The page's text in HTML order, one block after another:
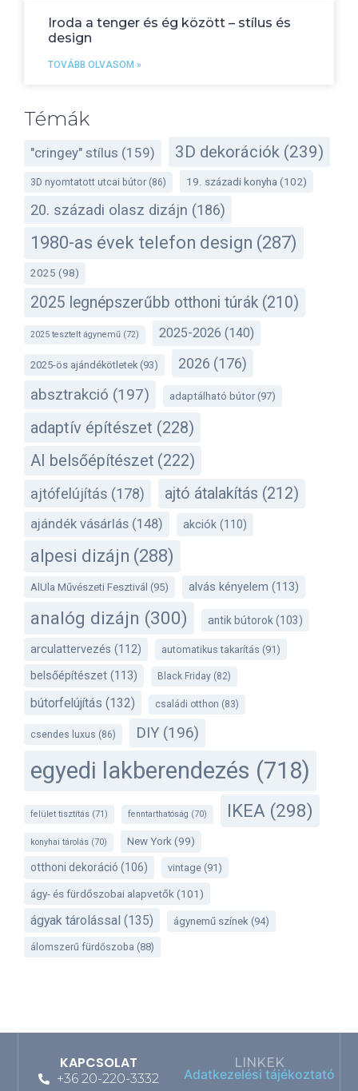
Iroda a tenger és ég között – stílus és
design
TOVÁBB OLVASOM »
Témák
"cringey" stílus (159) 3D dekorációk (239)
3D nyomtatott utcai bútor (86) 19. századi konyha (102)
20. századi olasz dizájn (186)
1980-as évek telefon design (287)
2025 (98)
2025 legnépszerűbb otthoni túrák (210)
2025 tesztelt ágynemű (72) 2025-2026 (140)
2025-ös ajándékötletek (93) 2026 (176)
absztrakció (197) adaptálható bútor(97)
adaptív építészet (228)
AI belsőépítészet (222)
ajtófelújítás (178) ajtó átalakítás (212)
ajándék vásárlás (148) akciók (110)
alpesi dizájn (288)
AlUla Művészeti Fesztivál (95) alvás kényelem (113)
analóg dizájn (300) antik bútorok (103)
arculattervezés (112) automatikus takarítás (91)
belsőépítészet (113) Black Friday (82)
bútorfelújítás (132) családi otthon (83)
csendes luxus (86) DIY (196)
egyedi lakberendezés (718)
felület tisztítás (71) fenntarthatóság (70) IKEA (298)
konyhai tárolás (70) New York (99)
otthoni dekoráció (106) vintage (91)
ágy- és fürdőszobai alapvetők (101)
ágyak tárolással (135) ágynemű színek (94)
álomszerű fürdőszoba (88)
KAPCSOLAT
+36 20-220-3332
LINKEK
Adatkezelési tájékoztató